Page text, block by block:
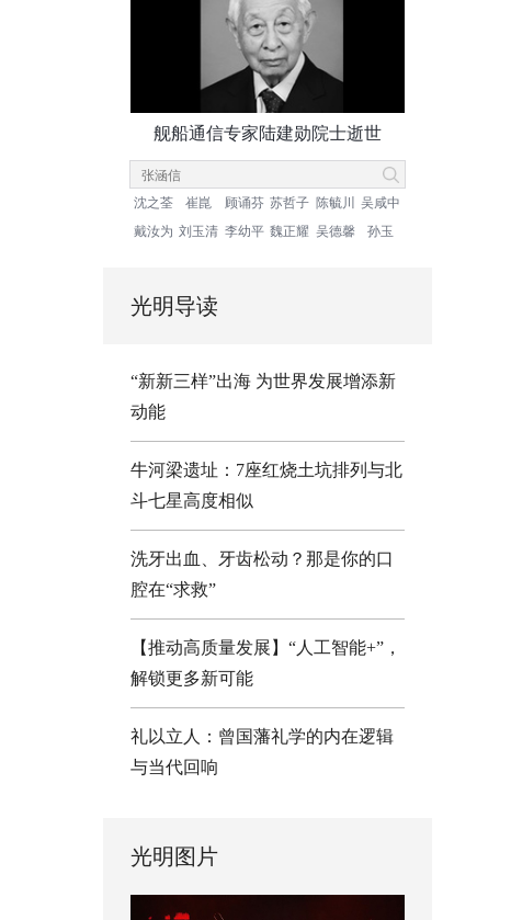
舰船通信专家陆建勋院士逝世
沈之荃 崔崑 顾诵芬 苏哲子 陈毓川
吴咸中
戴汝为 刘玉清 李幼平 魏正耀 吴德馨 孙玉
光明导读
“新新三样”出海 为世界发展增添新
动能
牛河梁遗址：7座红烧土坑排列与北
斗七星高度相似
洗牙出血、牙齿松动？那是你的口
腔在“求救”
【推动高质量发展】“人工智能+”，
解锁更多新可能
礼以立人：曾国藩礼学的内在逻辑
与当代回响
光明图片